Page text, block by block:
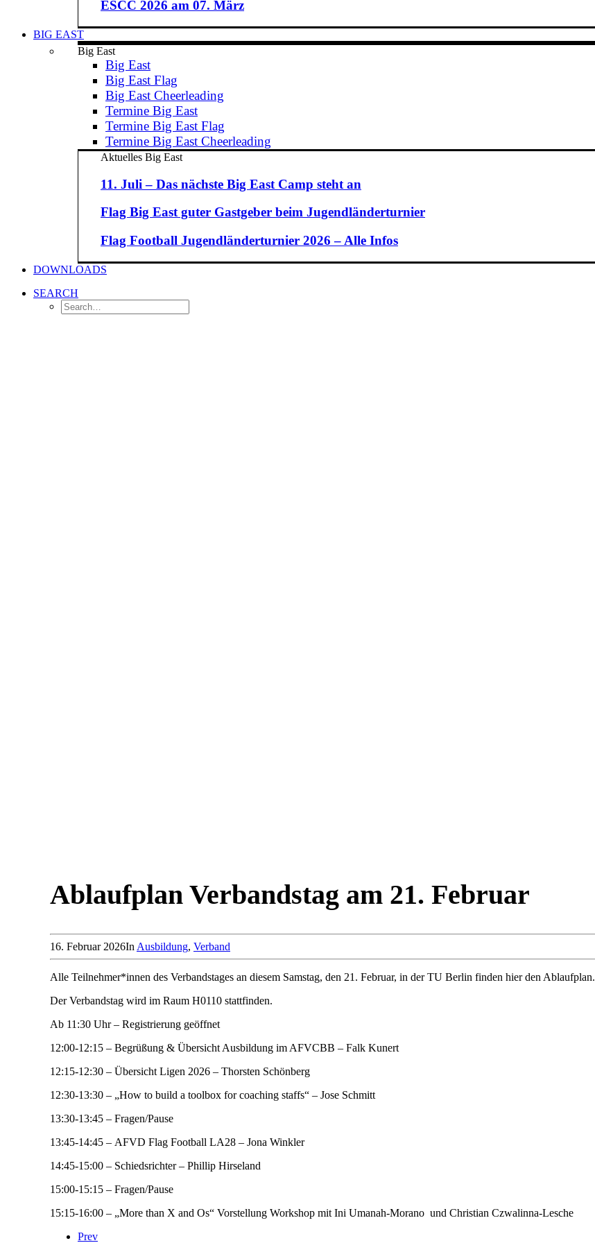
ESCC 2026 am 07. März
BIG EAST
Big East
Big East
Big East Flag
Big East Cheerleading
Termine Big East
Termine Big East Flag
Termine Big East Cheerleading
Aktuelles Big East
11. Juli – Das nächste Big East Camp steht an
Flag Big East guter Gastgeber beim Jugendländerturnier
Flag Football Jugendländerturnier 2026 – Alle Infos
DOWNLOADS
SEARCH
Ablaufplan Verbandstag am 21. Februar
16. Februar 2026In Ausbildung, Verband
Alle Teilnehmer*innen des Verbandstages an diesem Samstag, den 21. Februar, in der TU Berlin finden hier den Ablaufplan.
Der Verbandstag wird im Raum H0110 stattfinden.
Ab 11:30 Uhr – Registrierung geöffnet
12:00-12:15 – Begrüßung & Übersicht Ausbildung im AFVCBB – Falk Kunert
12:15-12:30 – Übersicht Ligen 2026 – Thorsten Schönberg
12:30-13:30 – „How to build a toolbox for coaching staffs“ – Jose Schmitt
13:30-13:45 – Fragen/Pause
13:45-14:45 – AFVD Flag Football LA28 – Jona Winkler
14:45-15:00 – Schiedsrichter – Phillip Hirseland
15:00-15:15 – Fragen/Pause
15:15-16:00 – „More than X and Os“ Vorstellung Workshop mit Ini Umanah-Morano und Christian Czwalinna-Lesche
Prev